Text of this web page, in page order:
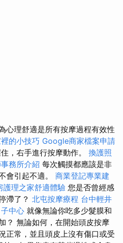
心理舒適是所有按摩過程有效性
的小技巧 Google商家檔案申請
，右手進行按摩動作。 換護照
務所介紹 每次觸摸都應該是非
會引起不適。 商業登記專業建
護理之家舒適體驗 您是否曾經感
滯了？ 北屯按摩療程 台中輕井
中心 就像無論你吃多少髮膜和
？ 無論如何，在開始頭皮按摩
正常，並且頭皮上沒有傷口或受